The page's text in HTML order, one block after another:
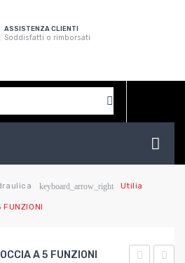
ASSISTENZA CLIENTI
Soddisfatti o rimborsati
keyboard_arrow_right Utilia
FUNZIONI
A 5 FUNZIONI